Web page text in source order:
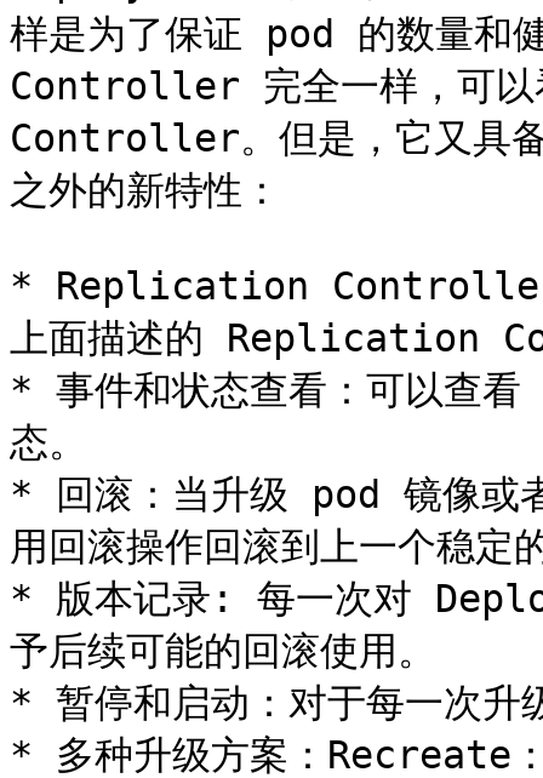
样是为了保证 pod 的数量
Controller 完全一样，可
Controller。但是，它又
之外的新特性：
* Replication Controller
上面描述的 Replication
* 事件和状态查看：可以查
态。
* 回滚：当升级 pod 镜像或
用回滚操作回滚到上一个稳定
* 版本记录: 每一次对
予后续可能的回滚使用。
* 暂停和启动：对于每一次升
* 多种升级方案：Recreate